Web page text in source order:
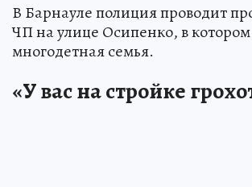
В Барнауле полиция проводит
ЧП на улице Осипенко, в
многодетная семья.
«У вас на стройке